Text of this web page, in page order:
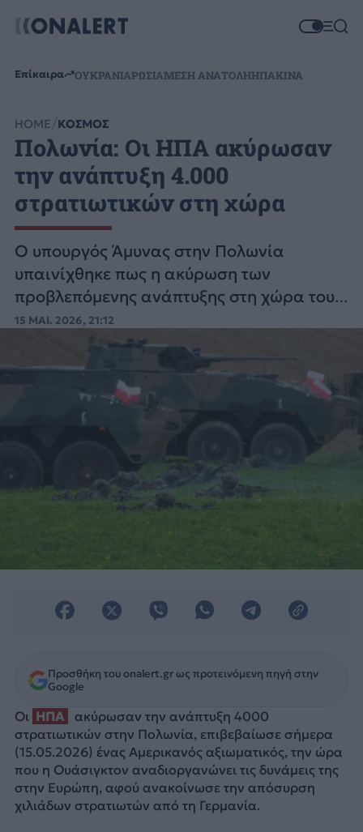
Επίκαιρα ΟΥΚΡΑΝΙΑΡΩΣΙΑΜΕΣΗ ΑΝΑΤΟΛΗΗΠΑΚΙΝΑ
HOME ΚΟΣΜΟΣ
Πολωνία: Οι ΗΠΑ ακύρωσαν
την ανάπτυξη 4.000
στρατιωτικών στη χώρα
Ο υπουργός Άμυνας στην Πολωνία
υπαινίχθηκε πως η ακύρωση των
προβλεπόμενης ανάπτυξης στη χώρα του
σχετίζεται με την απόσυρση των
στρατευμάτων από τη Γερμανία.
15 ΜΑΙ. 2026, 21:12
Προσθήκη του onalert.gr ως προτεινόμενη πηγή στην
Google
Οι ΗΠΑ
ακύρωσαν την ανάπτυξη 4000
στρατιωτικών στην Πολωνία, επιβεβαίωσε σήμερα
(15.05.2026) ένας Αμερικανός αξιωματικός, την ώρα
που η Ουάσιγκτον αναδιοργανώνει τις δυνάμεις της
στην Ευρώπη, αφού ανακοίνωσε την απόσυρση
χιλιάδων στρατιωτών από τη Γερμανία.